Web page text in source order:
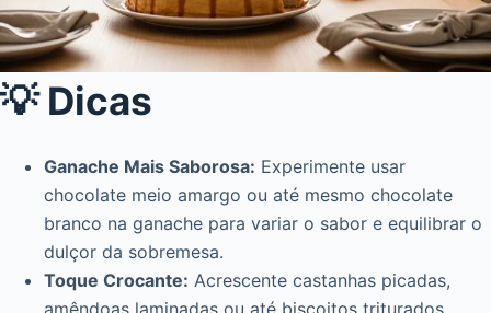
💡 Dicas
Ganache Mais Saborosa: Experimente usar
chocolate meio amargo ou até mesmo chocolate
branco na ganache para variar o sabor e equilibrar o
dulçor da sobremesa.
Toque Crocante: Acrescente castanhas picadas,
amêndoas laminadas ou até biscoitos triturados